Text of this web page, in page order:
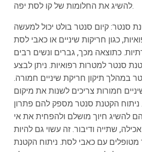
להשיג את החלומות של קו לסת יפה.
סנטר: קיום סנטר בולט יכול למעשה
כגון חריקות שיניים או כאבי לסת
כתוצאה מכך, גברים ונשים רבים
סנטר למטרות רפואיות. ניתן לבצע
במהלך תיקון חריקת שיניים חמורה.
חמורות צריכים לשנות את מיקום
הקטנת סנטר מספק להם פתרון
להשיג חיוך מושלם ולהפחית את אי
שתייה ודיבור. זה עשוי גם להיות
עם כאבי לסת. ניתוח הקטנת